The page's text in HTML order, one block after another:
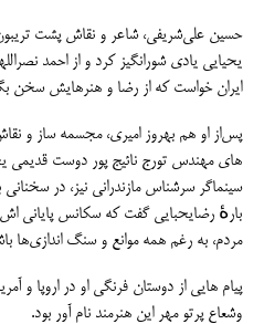
حسین علی‌شریفی، شاعر و نقاش پشت
یحیایی یادی شورانگیز کرد و از احمد
ایران خواست که از رضا و هنرهایش سخن
پس‌از او هم بهروز امیری، مجسمه ساز و
های مهندس تورج نائیج پور دوست قدیمی
سینماگر سرشناس مازندرانی نیز، در
بارهٔ رضایحبایی گفت که سکانس پایانی
مردم، به رغم همه موانع و سنگ اندازی‌ها
پیام هایی از دوستان فرنگی او در اروپا و
وشعاع پرتو مهر این هنرمند نام آور بود.